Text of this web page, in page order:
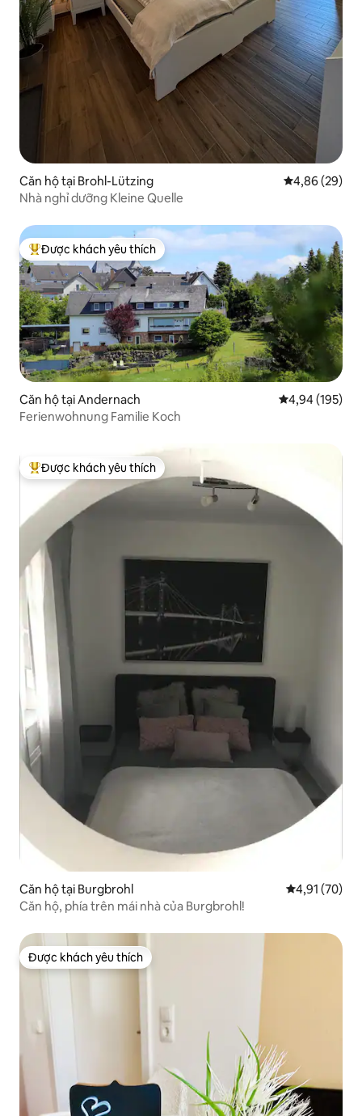
Căn hộ tại Brohl-Lützing Xếp hạng
4,86 (29)
Nhà nghỉ dưỡng Kleine Quelle
Được khách yêu thích nhất
Được khách yêu thích
Căn hộ tại Andernach Xếp hạng
4,94 (195)
Ferienwohnung Familie Koch
Được khách yêu thích nhất
Được khách yêu thích
Căn hộ tại Burgbrohl Xếp hạng
4,91 (70)
Căn hộ, phía trên mái nhà của Burgbrohl!
Được khách yêu thích
Được khách yêu thích